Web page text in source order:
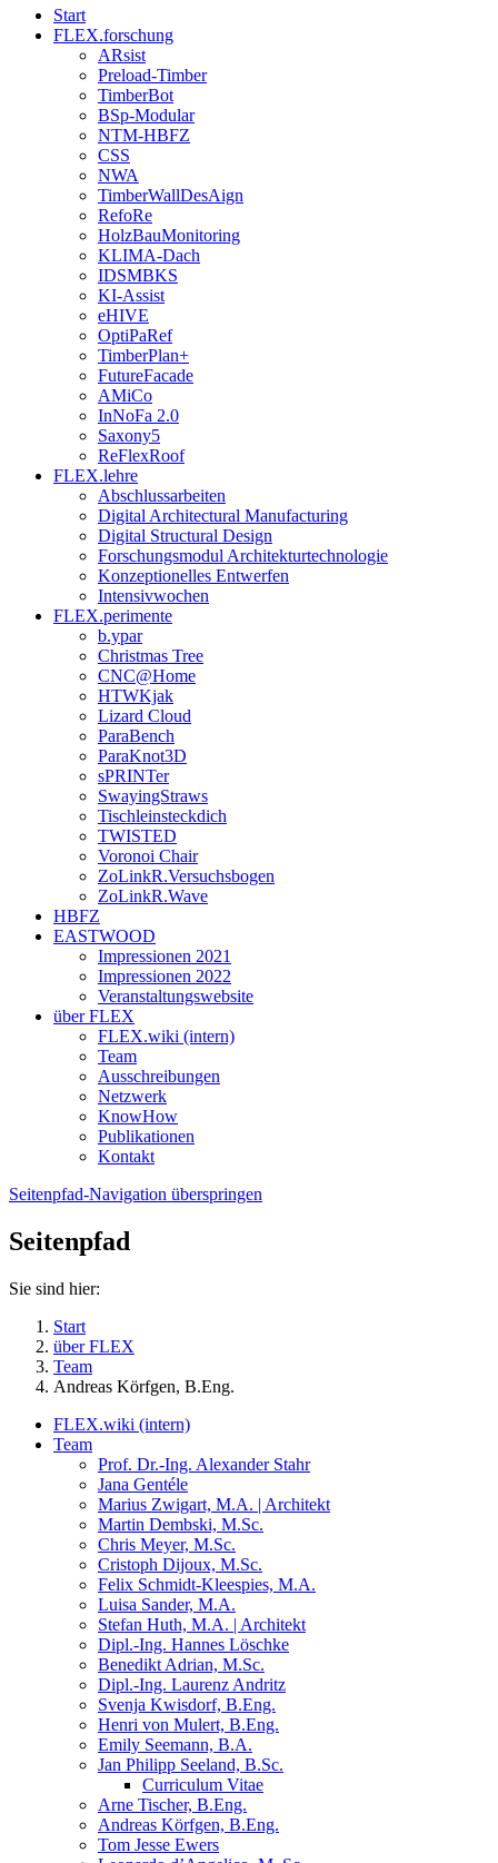
Start
FLEX.forschung
ARsist
Preload-Timber
TimberBot
BSp-Modular
NTM-HBFZ
CSS
NWA
TimberWallDesAign
RefoRe
HolzBauMonitoring
KLIMA-Dach
IDSMBKS
KI-Assist
eHIVE
OptiPaRef
TimberPlan+
FutureFacade
AMiCo
InNoFa 2.0
Saxony5
ReFlexRoof
FLEX.lehre
Abschlussarbeiten
Digital Architectural Manufacturing
Digital Structural Design
Forschungsmodul Architekturtechnologie
Konzeptionelles Entwerfen
Intensivwochen
FLEX.perimente
b.ypar
Christmas Tree
CNC@Home
HTWKjak
Lizard Cloud
ParaBench
ParaKnot3D
sPRINTer
SwayingStraws
Tischleinsteckdich
TWISTED
Voronoi Chair
ZoLinkR.Versuchsbogen
ZoLinkR.Wave
HBFZ
EASTWOOD
Impressionen 2021
Impressionen 2022
Veranstaltungswebsite
über FLEX
FLEX.wiki (intern)
Team
Ausschreibungen
Netzwerk
KnowHow
Publikationen
Kontakt
Seitenpfad-Navigation überspringen
Seitenpfad
Sie sind hier:
Start
über FLEX
Team
Andreas Körfgen, B.Eng.
FLEX.wiki (intern)
Team
Prof. Dr.-Ing. Alexander Stahr
Jana Gentéle
Marius Zwigart, M.A. | Architekt
Martin Dembski, M.Sc.
Chris Meyer, M.Sc.
Cristoph Dijoux, M.Sc.
Felix Schmidt-Kleespies, M.A.
Luisa Sander, M.A.
Stefan Huth, M.A. | Architekt
Dipl.-Ing. Hannes Löschke
Benedikt Adrian, M.Sc.
Dipl.-Ing. Laurenz Andritz
Svenja Kwisdorf, B.Eng.
Henri von Mulert, B.Eng.
Emily Seemann, B.A.
Jan Philipp Seeland, B.Sc.
Curriculum Vitae
Arne Tischer, B.Eng.
Andreas Körfgen, B.Eng.
Tom Jesse Ewers